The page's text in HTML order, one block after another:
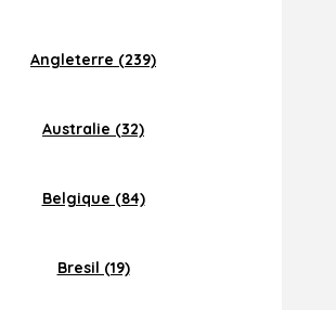
Angleterre (239)
Australie (32)
Belgique (84)
Bresil (19)